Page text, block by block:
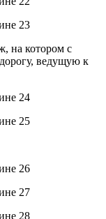
на котором с
ведущую к